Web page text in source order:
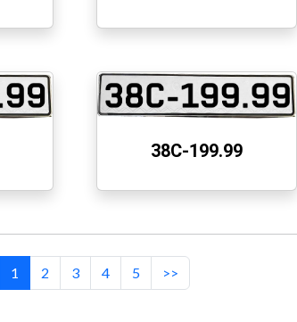
38C-199.99
1 2 3 4 5 >>